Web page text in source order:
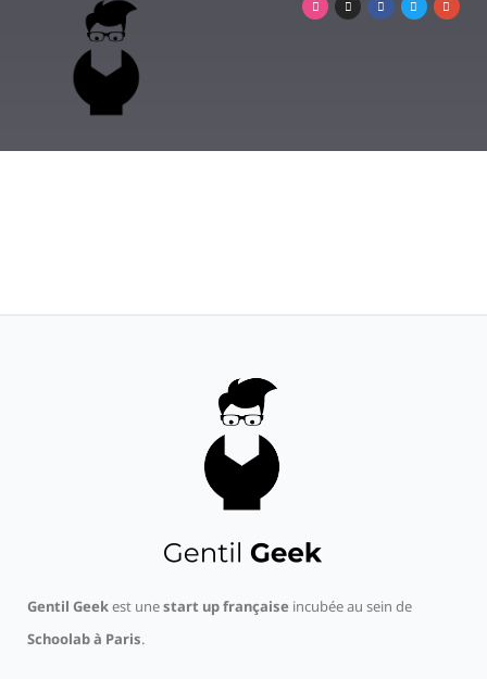
Gentil Geekest unestart up française incubée au sein de
Schoolab à Paris.